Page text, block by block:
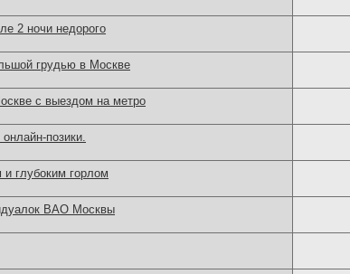
2 ночи недорого
грудью в Москве
с выездом на метро
позики.
глубоким горлом
ВАО Москвы